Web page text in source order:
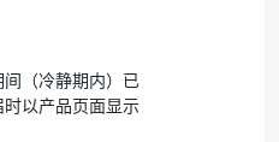
（冷静期内）已
以产品页面显示